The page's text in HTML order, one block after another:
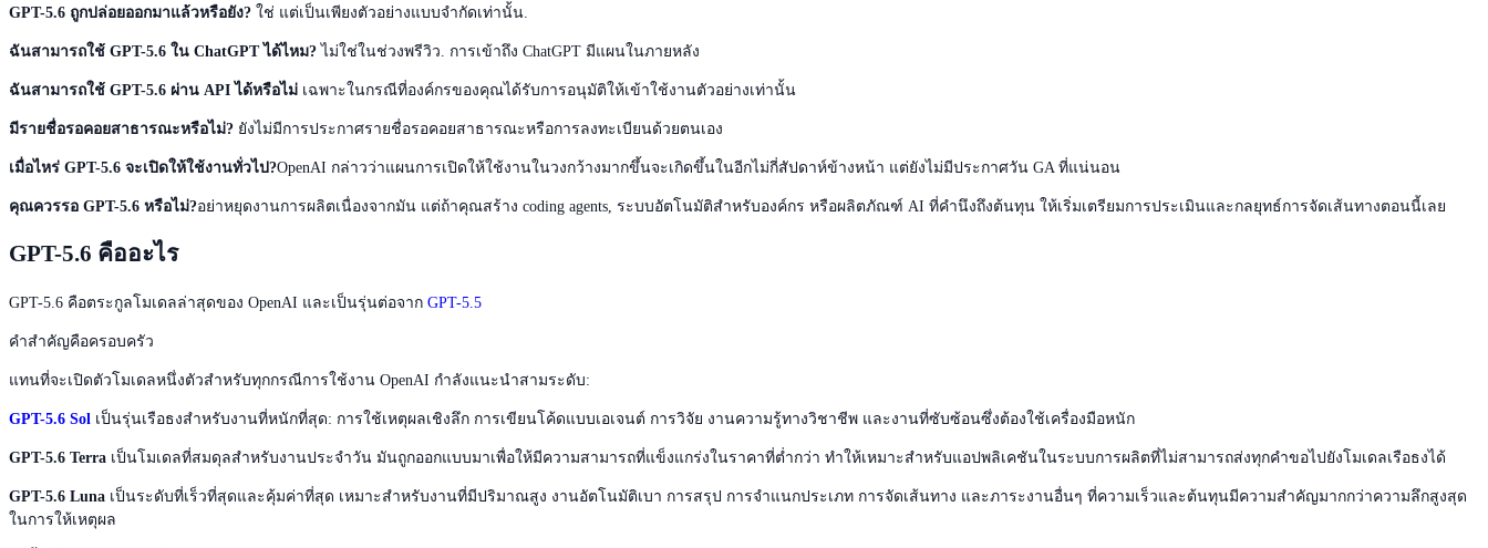
GPT-5.6 ถูกปล่อยออกมาแล้วหรือยัง? ใช่ แต่เป็นเพียงตัวอย่างแบบจำกัดเท่านั้น.
ฉันสามารถใช้ GPT-5.6 ใน ChatGPT ได้ไหม?ไม่ใช่ในช่วงพรีวิว. การเข้าถึง ChatGPT มีแผนในภายหลัง
ฉันสามารถใช้ GPT-5.6 ผ่าน API ได้หรือไม่ เฉพาะในกรณีที่องค์กรของคุณได้รับการอนุมัติให้เข้าใช้งานตัวอย่างเท่านั้น
มีรายชื่อรอคอยสาธารณะหรือไม่? ยังไม่มีการประกาศรายชื่อรอคอยสาธารณะหรือการลงทะเบียนด้วยตนเอง
เมื่อไหร่ GPT-5.6 จะเปิดให้ใช้งานทั่วไป?OpenAI กล่าวว่าแผนการเปิดให้ใช้งานในวงกว้างมากขึ้นจะเกิดขึ้นในอีกไม่กี่สัปดาห์ข้างหน้า แต่ยังไม่มีประกาศวัน GA ที่แน่นอน
คุณควรรอ GPT-5.6 หรือไม่?อย่าหยุดงานการผลิตเนื่องจากมัน แต่ถ้าคุณสร้าง coding agents, ระบบอัตโนมัติสำหรับองค์กร หรือผลิตภัณฑ์ AI ที่คำนึงถึงต้นทุน ให้เริ่มเตรียมการประเมินและกลยุทธ์การจัดเส้นทางตอนนี้เลย
GPT-5.6 คืออะไร
GPT-5.6 คือตระกูลโมเดลล่าสุดของ OpenAI และเป็นรุ่นต่อจาก GPT-5.5
คำสำคัญคือครอบครัว
แทนที่จะเปิดตัวโมเดลหนึ่งตัวสำหรับทุกกรณีการใช้งาน OpenAI กำลังแนะนำสามระดับ:
GPT-5.6 Sol เป็นรุ่นเรือธงสำหรับงานที่หนักที่สุด: การใช้เหตุผลเชิงลึก การเขียนโค้ดแบบเอเจนต์ การวิจัย งานความรู้ทางวิชาชีพ และงานที่ซับซ้อนซึ่งต้องใช้เครื่องมือหนัก
GPT-5.6 Terra เป็นโมเดลที่สมดุลสำหรับงานประจำวัน มันถูกออกแบบมาเพื่อให้มีความสามารถที่แข็งแกร่งในราคาที่ต่ำกว่า ทำให้เหมาะสำหรับแอปพลิเคชันในระบบการผลิตที่ไม่สามารถส่งทุกคำขอไปยังโมเดลเรือธงได้
GPT-5.6 Luna เป็นระดับที่เร็วที่สุดและคุ้มค่าที่สุด เหมาะสำหรับงานที่มีปริมาณสูง งานอัตโนมัติเบา การสรุป การจำแนกประเภท การจัดเส้นทาง และภาระงานอื่นๆ ที่ความเร็วและต้นทุนมีความสำคัญมากกว่าความลึกสูงสุด
ในการให้เหตุผล